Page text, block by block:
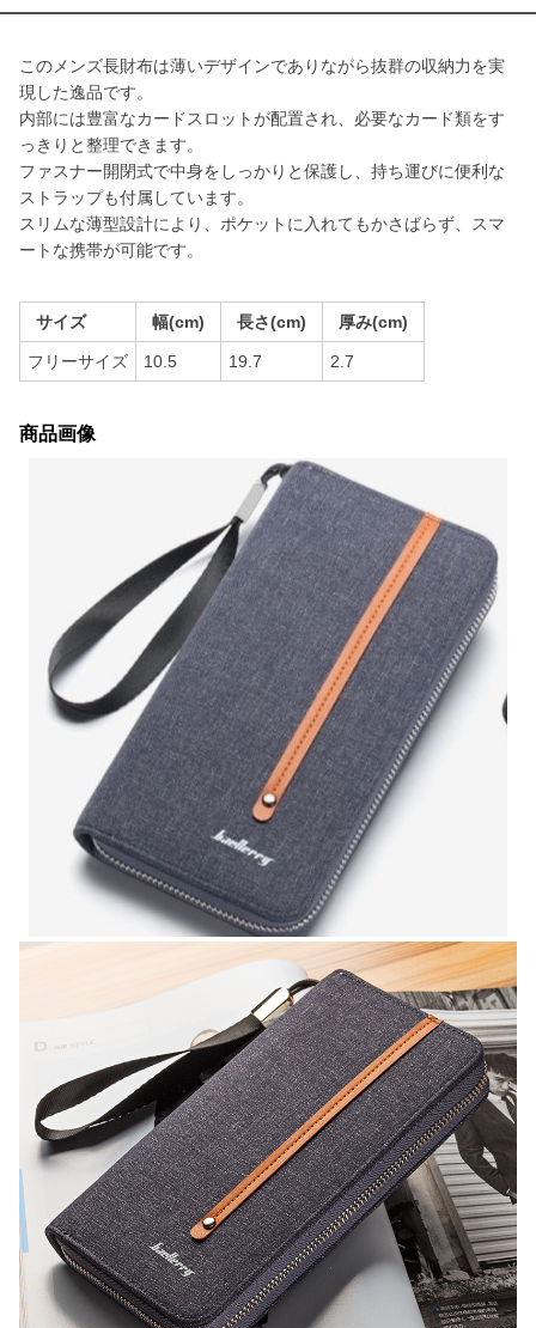
このメンズ長財布は薄いデザインでありながら抜群の収納力を実
現した逸品です。
内部には豊富なカードスロットが配置され、必要なカード類をす
っきりと整理できます。
ファスナー開閉式で中身をしっかりと保護し、持ち運びに便利な
ストラップも付属しています。
スリムな薄型設計により、ポケットに入れてもかさばらず、スマ
ートな携帯が可能です。
サイズ 幅(cm) 長さ(cm) 厚み(cm)
フリーサイズ 10.5 19.7 2.7
商品画像